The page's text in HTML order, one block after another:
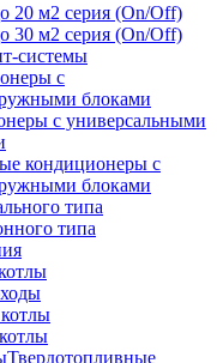
20 м2 серия (On/Off)
30 м2 серия (On/Off)
системы
с
блоками
с универсальными
кондиционеры с
блоками
типа
типа
Твердотопливные